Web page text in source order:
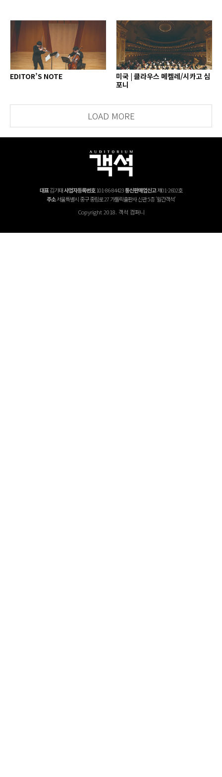
EDITOR’S NOTE
미국 | 클라우스 메켈레/시카고 심
포니
LOAD MORE
대표김기태사업자등록번호101-86-84423통신판매업신고제01-2602호
주소서울특별시 중구 중림로 27 가톨릭출판사 신관 5층 '월간객석'
Copyright 2018. 객석 컴퍼니